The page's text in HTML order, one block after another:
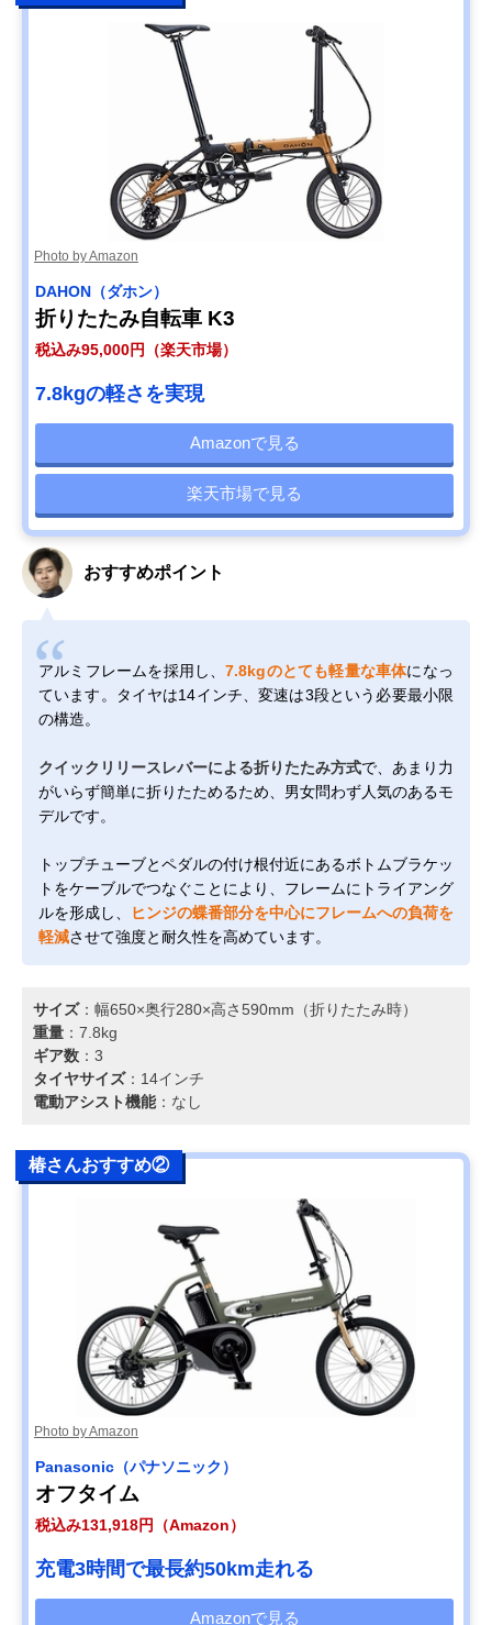
Photo by Amazon
DAHON（ダホン）
折りたたみ自転車 K3
税込み95,000円（楽天市場）
7.8kgの軽さを実現
Amazonで見る
楽天市場で見る
おすすめポイント
アルミフレームを採用し、7.8kgのとても軽量な車体になっ
ています。タイヤは14インチ、変速は3段という必要最小限
の構造。
クイックリリースレバーによる折りたたみ方式で、あまり力
がいらず簡単に折りたためるため、男女問わず人気のあるモ
デルです。
トップチューブとペダルの付け根付近にあるボトムブラケッ
トをケーブルでつなぐことにより、フレームにトライアング
ルを形成し、
ヒンジの蝶番部分を中心にフレームへの負荷を
軽減させて強度と耐久性を高めています。
サイズ：幅650×奥行280×高さ590mm（折りたたみ時）
重量 ：7.8kg
ギア数 ：3
タイヤサイズ：14インチ
電動アシスト機能：なし
椿さんおすすめ②
Photo by Amazon
Panasonic（パナソニック）
オフタイム
税込み131,918円（Amazon）
充電3時間で最長約50km走れる
Amazonで見る